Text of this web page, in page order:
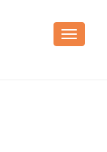
Toggle